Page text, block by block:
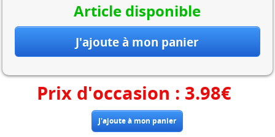
Article disponible
Prix d'occasion : 3.98€